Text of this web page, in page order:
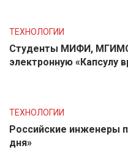
ТЕХНОЛОГИИ
Студенты МИФИ,
электронную «Капсулу
ТЕХНОЛОГИИ
Российские инженеры
дня»